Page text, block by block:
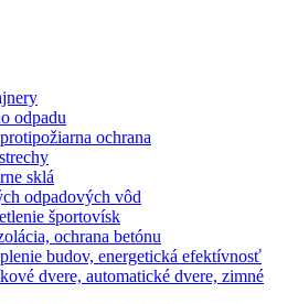
odpadu
ochrana
sklá
odpadových vôd
športovísk
ochrana betónu
budov, energetická efektívnosť
dvere, automatické dvere, zimné